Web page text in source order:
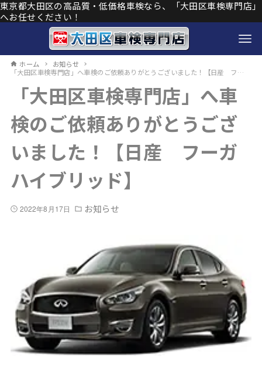
東京都大田区の高品質・低価格車検なら、「大田区車検専門店」
へお任せください！
ホーム
お知らせ
「大田区車検専門店」へ車検のご依頼ありがとうございました！【日産 フーガハイブリッド】
「大田区車検専門店」へ車
検のご依頼ありがとうござ
いました！【日産 フーガ
ハイブリッド】
2022年8月17日 お知らせ